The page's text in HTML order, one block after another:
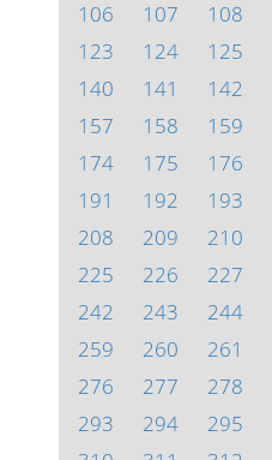
106
107 108
123
124 125
140
141 142
157
158 159
174
175 176
191
192 193
208
209 210
225
226 227
242
243 244
259
260 261
276
277 278
293
294 295